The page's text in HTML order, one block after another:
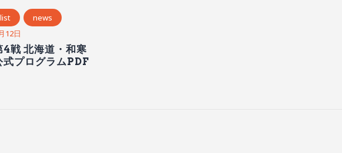
news
12日
4戦 北海道・和寒
式プログラムPDF